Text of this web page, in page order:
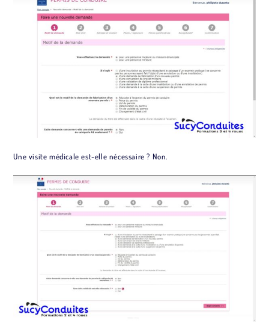
Une visite médicale est-elle nécessaire ? Non.